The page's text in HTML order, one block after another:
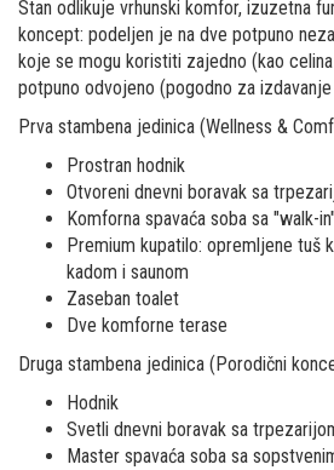
Stan odlikuje vrhunski komfor, izuzetna
koncept: podeljen je na dve potpuno
koje se mogu koristiti zajedno (kao
potpuno odvojeno (pogodno za
Prva stambena jedinica (Wellness &
Prostran hodnik
Otvoreni dnevni boravak sa
Komforna spavaća soba sa "walk-
Premium kupatilo: opremljene tuš
kadom i saunom
Zaseban toalet
Dve komforne terase
Druga stambena jedinica (Porodični
Hodnik
Svetli dnevni boravak sa
Master spavaća soba sa